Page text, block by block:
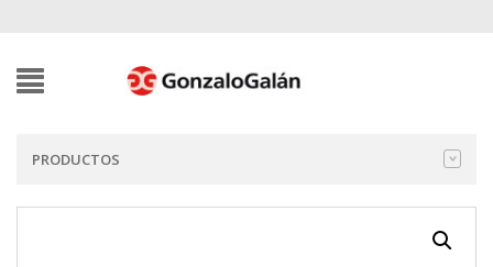
PRODUCTOS